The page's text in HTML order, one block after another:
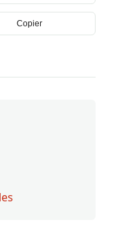
Copier